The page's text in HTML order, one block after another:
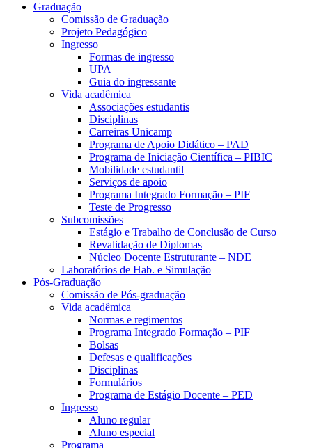
Graduação
Comissão de Graduação
Projeto Pedagógico
Ingresso
Formas de ingresso
UPA
Guia do ingressante
Vida acadêmica
Associações estudantis
Disciplinas
Carreiras Unicamp
Programa de Apoio Didático – PAD
Programa de Iniciação Científica – PIBIC
Mobilidade estudantil
Serviços de apoio
Programa Integrado Formação – PIF
Teste de Progresso
Subcomissões
Estágio e Trabalho de Conclusão de Curso
Revalidação de Diplomas
Núcleo Docente Estruturante – NDE
Laboratórios de Hab. e Simulação
Pós-Graduação
Comissão de Pós-graduação
Vida acadêmica
Normas e regimentos
Programa Integrado Formação – PIF
Bolsas
Defesas e qualificações
Disciplinas
Formulários
Programa de Estágio Docente – PED
Ingresso
Aluno regular
Aluno especial
Programa